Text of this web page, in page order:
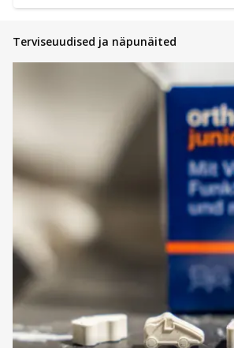
Terviseuudised ja näpunäited